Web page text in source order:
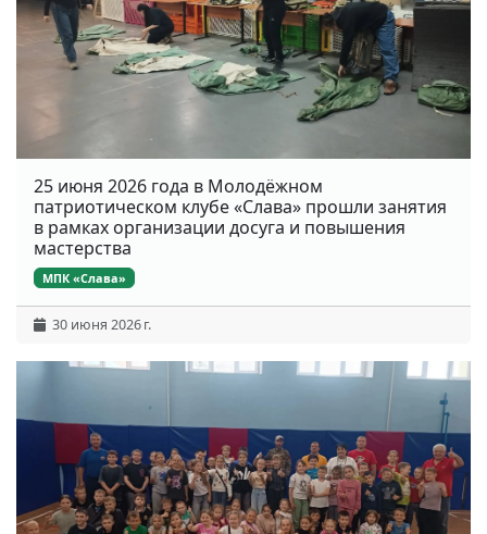
25 июня 2026 года в Молодёжном
патриотическом клубе «Слава» прошли занятия
в рамках организации досуга и повышения
мастерства
МПК «Слава»
30 июня 2026 г.